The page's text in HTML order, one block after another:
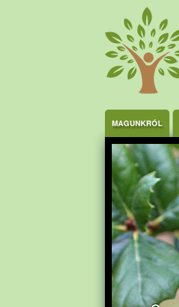
MAGUNKRÓL